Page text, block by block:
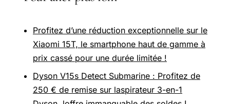
Profitez d’une réduction exceptionnelle sur le
Xiaomi 15T, le smartphone haut de gamme à
prix cassé pour une durée limitée !
Dyson V15s Detect Submarine : Profitez de
250 € de remise sur laspirateur 3-en-1